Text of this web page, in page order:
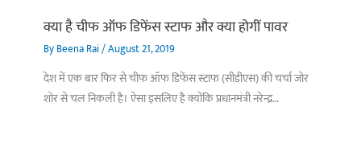
क्या है चीफ ऑफ डिफेंस स्टाफ और क्या होगीं पावर
ByBeena Rai/August 21, 2019
देश में एक बार फिर से चीफ ऑफ डिफेंस स्टाफ (सीडीएस) की चर्चा जोर
शोर से चल निकली है। ऐसा इसलिए है क्योंकि प्रधानमंत्री नरेन्द्र…